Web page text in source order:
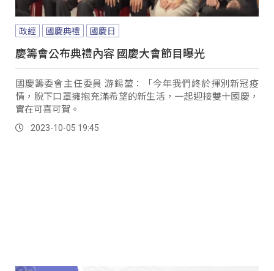
政經 國慶典禮 國慶日
慶籌會公布典禮內容 國慶大會節目曝光
國慶籌委會主任委員 游錫堃：「今年我們終於揮別新冠疫
情，脫下口罩擁抱充滿希望的新生活，一起迎接雙十國慶，
實在可喜可賀。
2023-10-05 19:45